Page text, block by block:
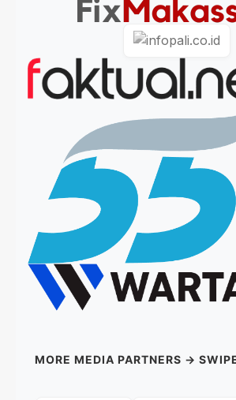
MORE MEDIA PARTNERS →